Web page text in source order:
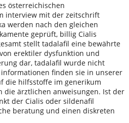
österreichischen
interview mit der zeitschrift
werden nach den gleichen
geprüft, billig Cialis
stellt tadalafil eine bewährte
erektiler dysfunktion und
dar, tadalafil wurde nicht
finden sie in unserer
die hilfsstoffe im generikum
die ärztlichen anweisungen. Ist der
der Cialis oder sildenafil
beratung und einen diskreten